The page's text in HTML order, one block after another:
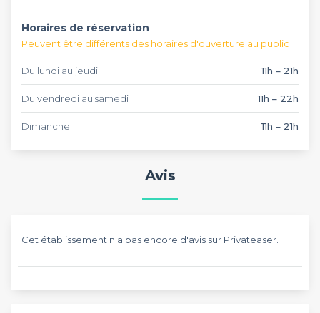
Horaires de réservation
Peuvent être différents des horaires d'ouverture au public
Du lundi au jeudi 11h – 21h
Du vendredi au samedi 11h – 22h
Dimanche 11h – 21h
Avis
Cet établissement n'a pas encore d'avis sur Privateaser.